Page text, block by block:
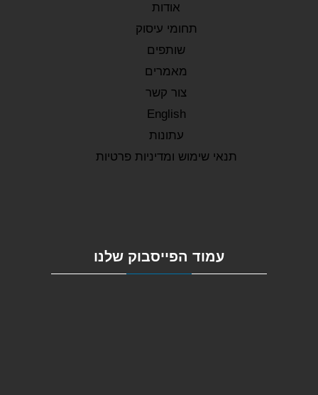
אודות
תחומי עיסוק
שותפים
מאמרים
צור קשר
English
עתונות
תנאי שימוש ומדיניות פרטיות
עמוד הפייסבוק שלנו